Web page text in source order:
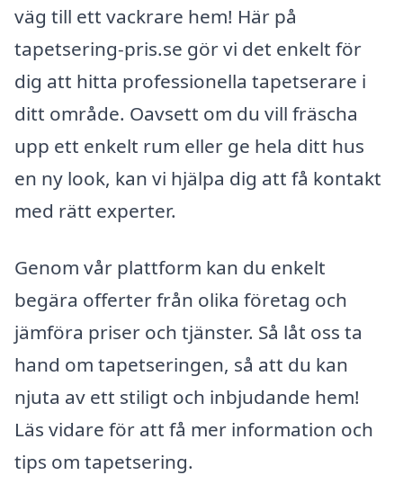
väg till ett vackrare hem! Här på
tapetsering-pris.se gör vi det enkelt för
dig att hitta professionella tapetserare i
ditt område. Oavsett om du vill fräscha
upp ett enkelt rum eller ge hela ditt hus
en ny look, kan vi hjälpa dig att få kontakt
med rätt experter.
Genom vår plattform kan du enkelt
begära offerter från olika företag och
jämföra priser och tjänster. Så låt oss ta
hand om tapetseringen, så att du kan
njuta av ett stiligt och inbjudande hem!
Läs vidare för att få mer information och
tips om tapetsering.